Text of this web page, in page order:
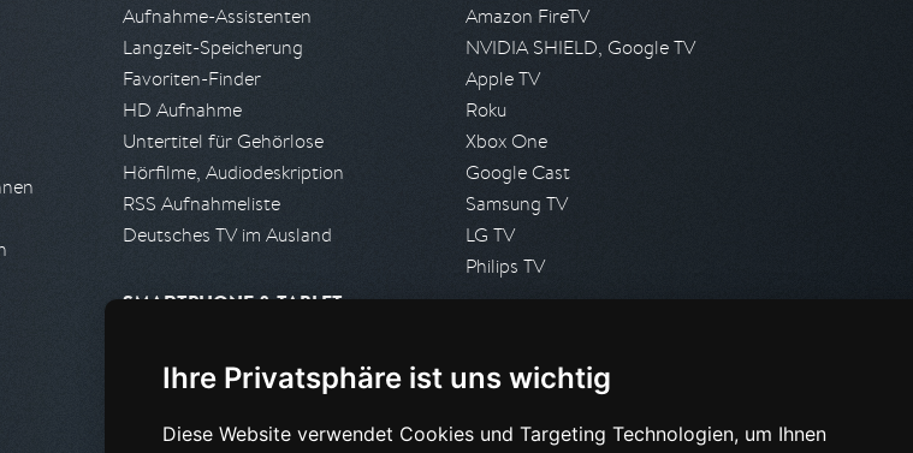
Ihre Privatsphäre ist uns wichtig
Diese Website verwendet Cookies und Targeting Technologien, um Ihnen
Aufnahme-Assistenten
Langzeit-Speicherung
Favoriten-Finder
HD Aufnahme
Untertitel für Gehörlose
Hörfilme, Audiodeskription
RSS Aufnahmeliste
Deutsches TV im Ausland
SMARTPHONE & TABLET
Android App
PARTNER
Amazon FireTV
NVIDIA SHIELD, Google TV
Apple TV
Roku
Xbox One
Google Cast
Samsung TV
LG TV
Philips TV
Presseanfrage stellen